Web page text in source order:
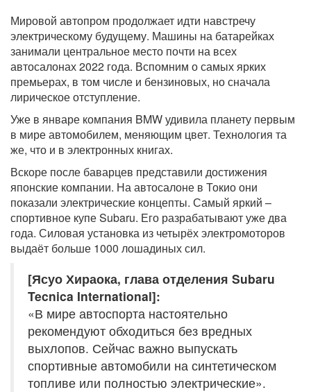
Мировой автопром продолжает идти навстречу
электрическому будущему. Машины на батарейках
занимали центральное место почти на всех
автосалонах 2022 года. Вспомним о самых ярких
премьерах, в том числе и бензиновых, но сначала
лирическое отступление.
Уже в январе компания BMW удивила планету первым
в мире автомобилем, меняющим цвет. Технология та
же, что и в электронных книгах.
Вскоре после баварцев представили достижения
японские компании. На автосалоне в Токио они
показали электрические концепты. Самый яркий –
спортивное купе Subaru. Его разрабатывают уже два
года. Силовая установка из четырёх электромоторов
выдаёт больше 1000 лошадиных сил.
[Ясуо Хираока, глава отделения Subaru
Tecnica International]:
«В мире автоспорта настоятельно
рекомендуют обходиться без вредных
выхлопов. Сейчас важно выпускать
спортивные автомобили на синтетическом
топливе или полностью электрические».